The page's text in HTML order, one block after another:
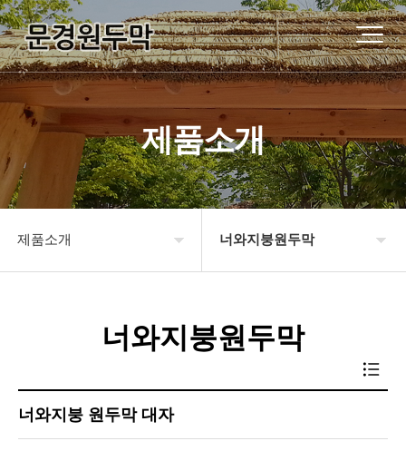
제품소개
제품소개
공장작업과정
너와지붕원두막
강판기와원두막
너와지붕원두막
너와지붕 원두막 대자